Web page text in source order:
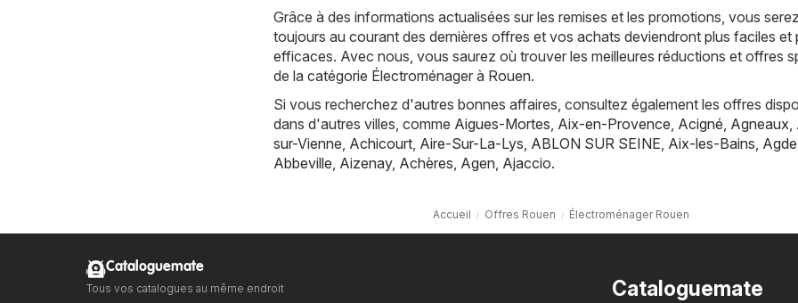
Grâce à des informations actualisées sur les remises et les promotions, vous serez
toujours au courant des dernières offres et vos achats deviendront plus faciles et
efficaces. Avec nous, vous saurez où trouver les meilleures réductions et offres
de la catégorie Électroménager à Rouen.
Si vous recherchez d'autres bonnes affaires, consultez également les offres
dans d'autres villes, comme Aigues-Mortes, Aix-en-Provence, Acigné, Agneaux,
sur-Vienne, Achicourt, Aire-Sur-La-Lys, ABLON SUR SEINE, Aix-les-Bains, Agde
Abbeville, Aizenay, Achères, Agen, Ajaccio.
Accueil Offres Rouen Électroménager Rouen
Cataloguemate
Cataloguemate
Tous vos catalogues au même endroit